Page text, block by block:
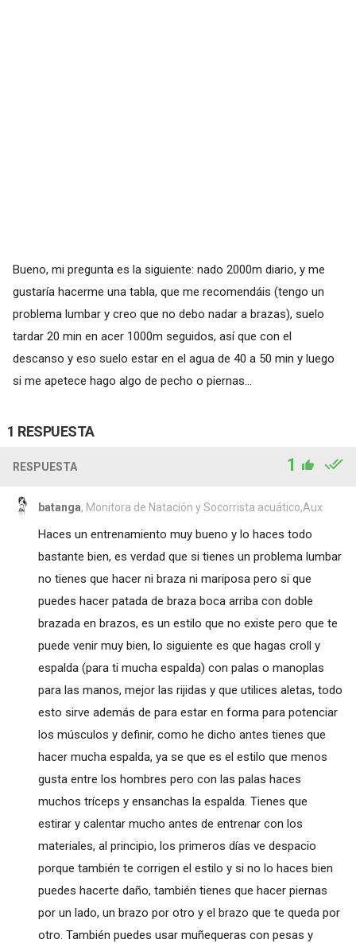
Bueno, mi pregunta es la siguiente: nado 2000m diario, y me
gustaría hacerme una tabla, que me recomendáis (tengo un
problema lumbar y creo que no debo nadar a brazas), suelo
tardar 20 min en acer 1000m seguidos, así que con el
descanso y eso suelo estar en el agua de 40 a 50 min y luego
si me apetece hago algo de pecho o piernas...
1 RESPUESTA
RESPUESTA 1
batanga, Monitora de Natación y Socorrista acuático,Aux
Haces un entrenamiento muy bueno y lo haces todo
bastante bien, es verdad que si tienes un problema lumbar
no tienes que hacer ni braza ni mariposa pero si que
puedes hacer patada de braza boca arriba con doble
brazada en brazos, es un estilo que no existe pero que te
puede venir muy bien, lo siguiente es que hagas croll y
espalda (para ti mucha espalda) con palas o manoplas
para las manos, mejor las rijidas y que utilices aletas, todo
esto sirve además de para estar en forma para potenciar
los músculos y definir, como he dicho antes tienes que
hacer mucha espalda, ya se que es el estilo que menos
gusta entre los hombres pero con las palas haces
muchos tríceps y ensanchas la espalda. Tienes que
estirar y calentar mucho antes de entrenar con los
materiales, al principio, los primeros días ve despacio
porque también te corrigen el estilo y si no lo haces bien
puedes hacerte daño, también tienes que hacer piernas
por un lado, un brazo por otro y el brazo que te queda por
otro. También puedes usar muñequeras con pesas y